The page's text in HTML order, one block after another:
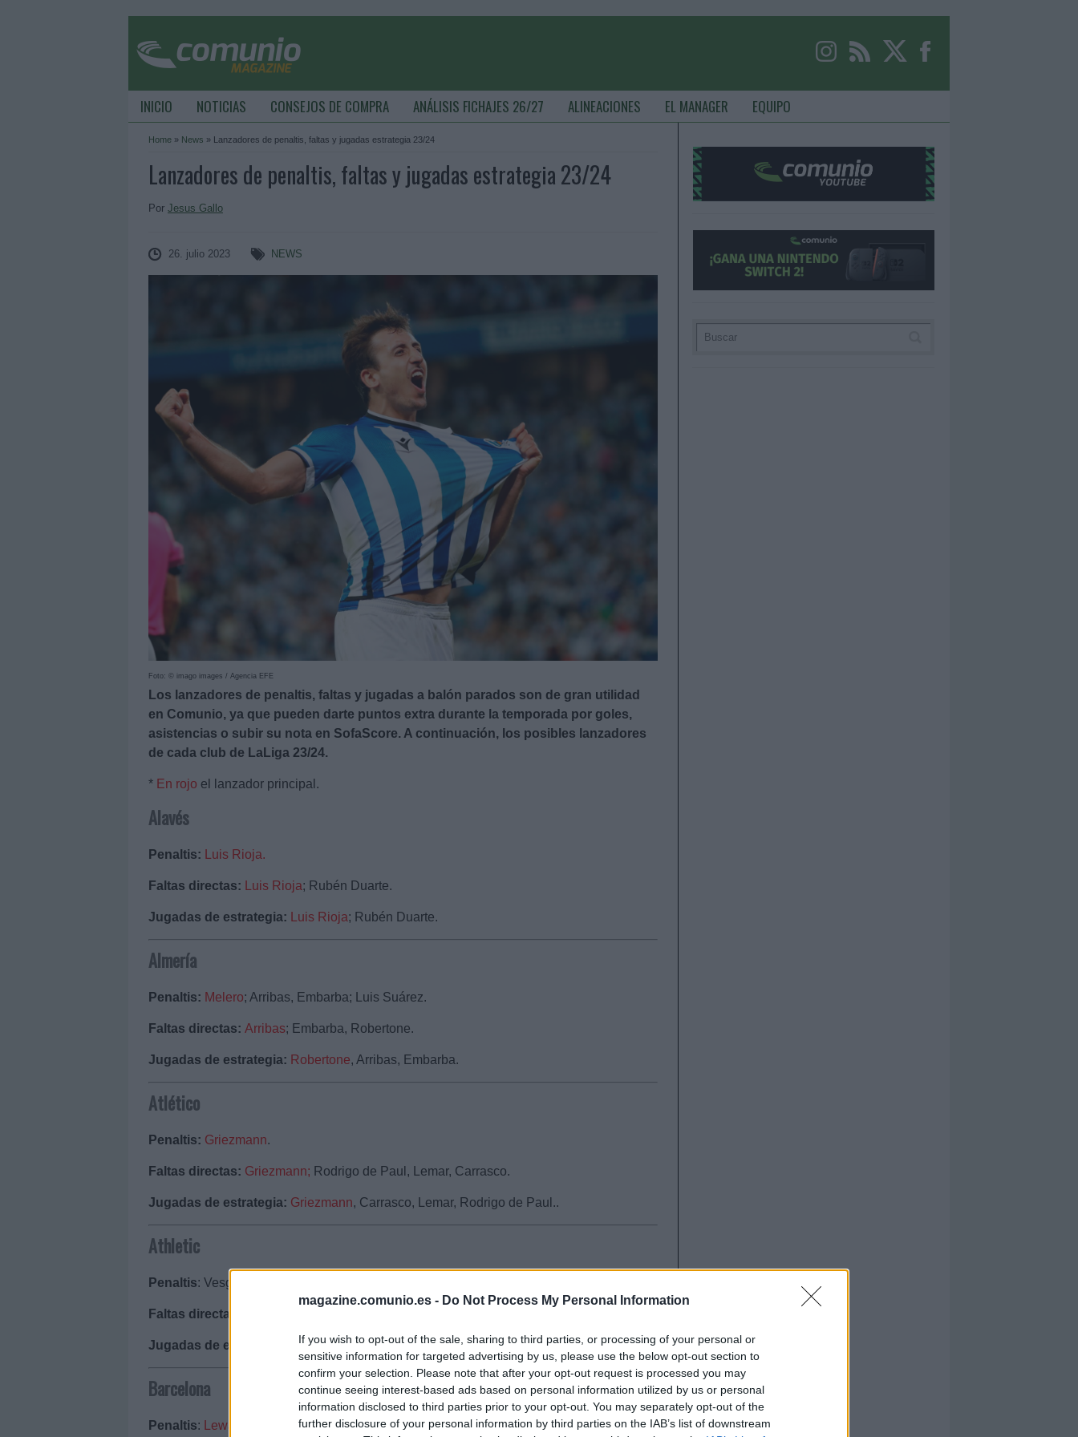
magazine.comunio.es - Do Not Process My Personal Information
If you wish to opt-out of the sale, sharing to third parties, or processing of your personal or
sensitive information for targeted advertising by us, please use the below opt-out section to
confirm your selection. Please note that after your opt-out request is processed you may
continue seeing interest-based ads based on personal information utilized by us or personal
information disclosed to third parties prior to your opt-out. You may separately opt-out of the
further disclosure of your personal information by third parties on the IAB’s list of downstream
INICIO NOTICIAS CONSEJOS DE COMPRA ANÁLISIS FICHAJES 26/27 ALINEACIONES EL MANAGER EQUIPO
Home » News » Lanzadores de penaltis, faltas y jugadas estrategia 23/24
Lanzadores de penaltis, faltas y jugadas estrategia 23/24
Por Jesus Gallo
26. julio 2023 NEWS
Foto: © imago images / Agencia EFE
Los lanzadores de penaltis, faltas y jugadas a balón parados son de gran utilidad
en Comunio, ya que pueden darte puntos extra durante la temporada por goles,
asistencias o subir su nota en SofaScore. A continuación, los posibles lanzadores
de cada club de LaLiga 23/24.
* En rojo el lanzador principal.
Alavés
Penaltis: Luis Rioja.
Faltas directas: Luis Rioja; Rubén Duarte.
Jugadas de estrategia: Luis Rioja; Rubén Duarte.
Almería
Penaltis: Melero; Arribas, Embarba; Luis Suárez.
Faltas directas: Arribas; Embarba, Robertone.
Jugadas de estrategia: Robertone, Arribas, Embarba.
Atlético
Penaltis: Griezmann.
Faltas directas: Griezmann; Rodrigo de Paul, Lemar, Carrasco.
Jugadas de estrategia: Griezmann, Carrasco, Lemar, Rodrigo de Paul..
Athletic
Penaltis: Vesga, Raúl García, Sancet, Muniain.
Faltas directas
Jugadas de estrategia Muniain, Álex Berenguer.
Barcelona
Penaltis: Lewandowski